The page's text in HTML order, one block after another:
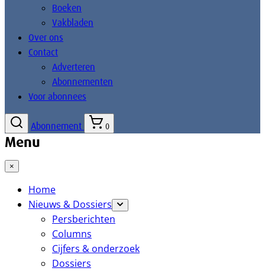
Boeken
Vakbladen
Over ons
Contact
Adverteren
Abonnementen
Voor abonnees
Abonnement 0
Menu
×
Home
Nieuws & Dossiers
Persberichten
Columns
Cijfers & onderzoek
Dossiers